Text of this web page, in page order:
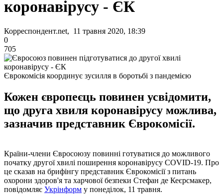
коронавірусу - ЄК
Корреспондент.net, 11 травня 2020, 18:39
0
705
Єврокомісія координує зусилля в боротьбі з пандемією
Кожен європеєць повинен усвідомити,
що друга хвиля коронавірусу можлива,
зазначив представник Єврокомісії.
Країни-члени Євросоюзу повинні готуватися до можливого
початку другої хвилі поширення коронавірусу COVID-19. Про
це сказав на брифінгу представник Єврокомісії з питань
охорони здоров'я та харчової безпеки Стефан де Кеєрсмакер,
повідомляє Укрінформ у понеділок, 11 травня.